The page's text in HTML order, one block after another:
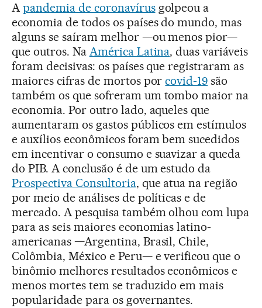
Apandemia de coronavírusgolpeou a
economia de todos os países do mundo, mas
alguns se saíram melhor —ou menos pior—
que outros. Na América Latina, duas variáveis
foram decisivas: os países que registraram as
maiores cifras de mortos porcovid-19 são
também os que sofreram um tombo maior na
economia. Por outro lado, aqueles que
aumentaram os gastos públicos em estímulos
e auxílios econômicos foram bem sucedidos
em incentivar o consumo e suavizar a queda
do PIB. A conclusão é de um estudo da
Prospectiva Consultoria, que atua na região
por meio de análises de políticas e de
mercado. A pesquisa também olhou com lupa
para as seis maiores economias latino-
americanas —Argentina, Brasil, Chile,
Colômbia, México e Peru— e verificou que o
binômio melhores resultados econômicos e
menos mortes tem se traduzido em mais
popularidade para os governantes.